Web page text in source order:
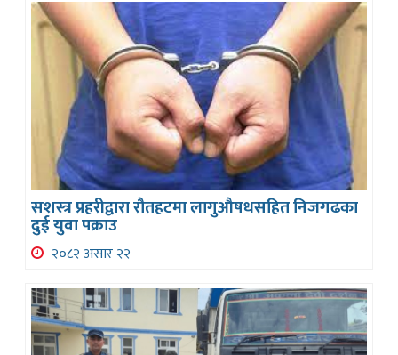
सशस्त्र प्रहरीद्वारा रौतहटमा लागुऔषधसहित निजगढका
दुई युवा पक्राउ
२०८२ असार २२